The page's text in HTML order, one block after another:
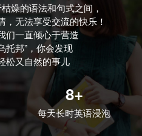
燥的语法和句式之间，
无法享受交流的快乐！
们一直倾心于营造
托邦”，你会发现
松又自然的事儿
8+
每天长时英语浸泡